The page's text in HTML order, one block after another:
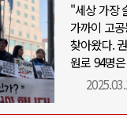
"세상 가장
가까이 고
찾아왔다.
원로 94명